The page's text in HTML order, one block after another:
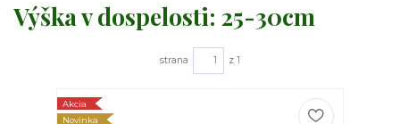
Výška v dospelosti: 25-30cm
strana z 1
Akcia
Novinka